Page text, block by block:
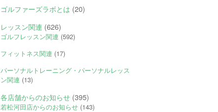
ゴルファーズラボとは (20)
レッスン関連 (626)
ゴルフレッスン関連 (592)
フィットネス関連 (17)
パーソナルトレーニング・パーソナルレッス
ン関連 (13)
各店舗からのお知らせ (395)
若松河田店からのお知らせ (143)